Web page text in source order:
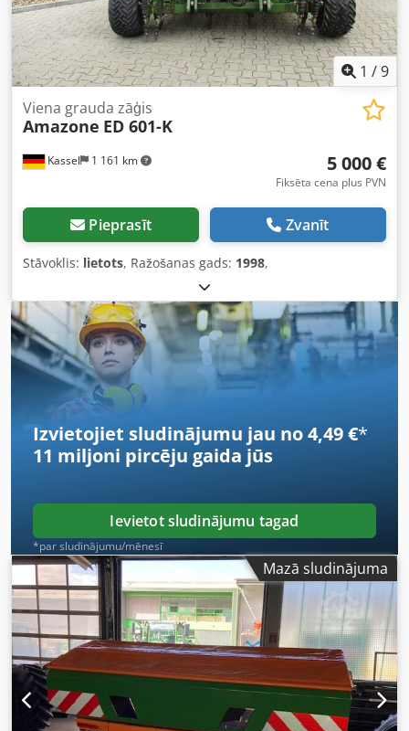
1 /9
Kassel 1 161 km
Viena grauda zāģis
Amazone ED 601-K
5 000 €
Fiksēta cena plus PVN
Pieprasīt Zvanīt
Stāvoklis: lietots, Ražošanas gads: 1998,
Izvietojiet sludinājumu jau no 4,49 €*
11 miljoni pircēju gaida jūs
Ievietot sludinājumu tagad
*par sludinājumu/mēnesī
Mazā sludinājuma